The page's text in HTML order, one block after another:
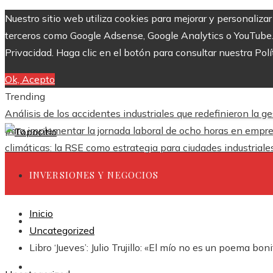
Nuestro sitio web utiliza cookies para mejorar y
terceros como Google Adsense, Google Analytics o
Privacidad. Haga clic en el botón para consultar nuestra
Ok, Acepto
Trending
Análisis de los accidentes industriales que redefinieron la
para implementar la jornada laboral de ocho horas en
climáticas: la RSE como estrategia para ciudades
INVERSIONES Y NEGOCIOS
CIENCIA Y TECNOLOGÍA
Inicio
Uncategorized
Libro ‘Jueves’: Julio Trujillo: «El mío no es un poema